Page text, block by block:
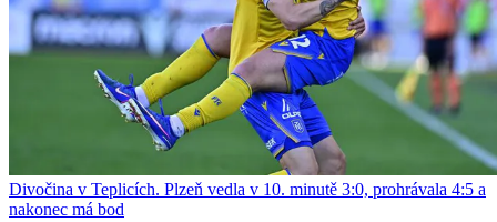
Divočina v Teplicích. Plzeň vedla v 10. minutě 3:0, prohrávala 4:5 a
nakonec má bod